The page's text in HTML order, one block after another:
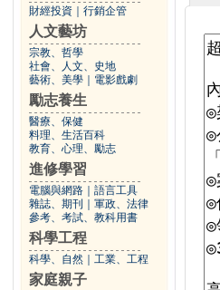
財經投資 行銷企管
人文藝坊
宗教、哲學
社會、人文、史地
藝術、美學
電影戲劇
勵志養生
醫療、保健
料理、生活百科
教育、心理、勵志
進修學習
電腦與網路
語言工具
雜誌、期刊
軍政、法律
參考、考試、教科用書
科學工程
科學、自然 工業、工程
家庭親子